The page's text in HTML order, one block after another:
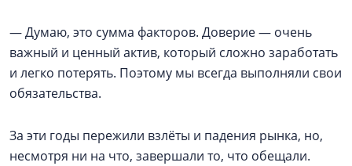
— Думаю, это сумма факторов. Доверие — очень
важный и ценный актив, который сложно заработать
и легко потерять. Поэтому мы всегда выполняли свои
обязательства.
За эти годы пережили взлёты и падения рынка, но,
несмотря ни на что, завершали то, что обещали.